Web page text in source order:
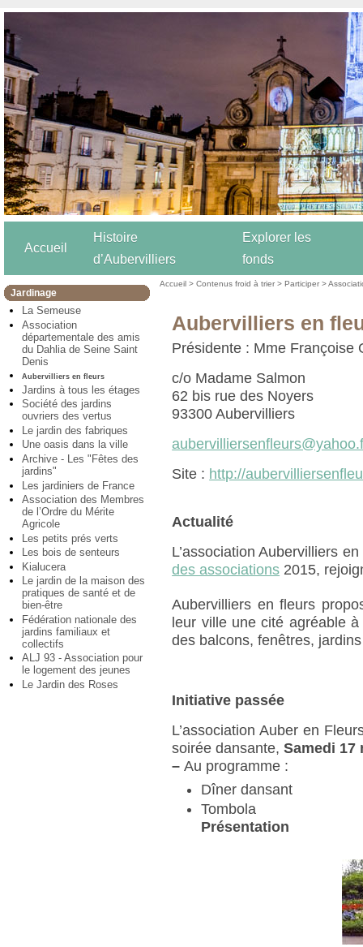
Accueil
Histoire
d’Aubervilliers
Explorer les
fonds
Jardinage
La Semeuse
Association
départementale des amis
du Dahlia de Seine Saint
Denis
Aubervilliers en fleurs
Jardins à tous les étages
Société des jardins
ouvriers des vertus
Le jardin des fabriques
Une oasis dans la ville
Archive - Les "Fêtes des
jardins"
Les jardiniers de France
Association des Membres
de l’Ordre du Mérite
Agricole
Les petits prés verts
Les bois de senteurs
Kialucera
Le jardin de la maison des
pratiques de santé et de
bien-être
Fédération nationale des
jardins familiaux et
collectifs
ALJ 93 - Association pour
le logement des jeunes
Le Jardin des Roses
Accueil >Contenus froid à trier >Participer >
Aubervilliers en
Présidente : Mme Françoise
c/o Madame Salmon
62 bis rue des Noyers
93300 Aubervilliers
Site : http://
Actualité
L’association Aubervilliers
des associations 2015,
Aubervilliers en fleurs
leur ville une cité agréable
des balcons, fenêtres,
Initiative passée
L’association Auber en
soirée dansante,Samedi 17
– Au programme :
Dîner dansant
Tombola
Présentation